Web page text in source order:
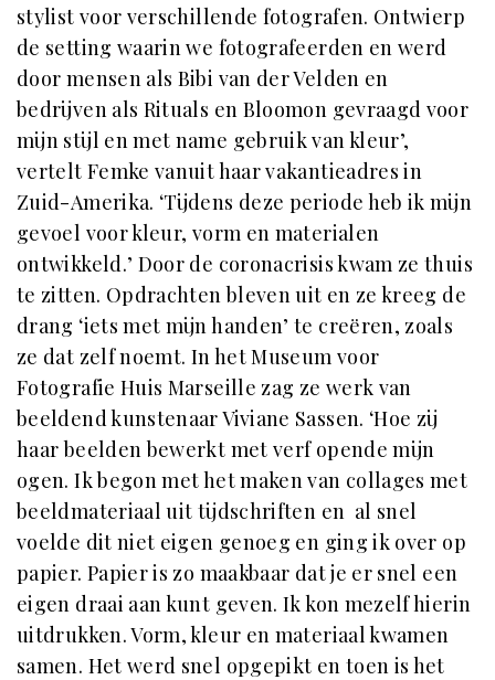
stylist voor verschillende fotografen. Ontwierp
de setting waarin we fotografeerden en werd
door mensen als Bibi van der Velden en
bedrijven als Rituals en Bloomon gevraagd voor
mijn stijl en met name gebruik van kleur’,
vertelt Femke vanuit haar vakantieadres in
Zuid-Amerika. ‘Tijdens deze periode heb ik mijn
gevoel voor kleur, vorm en materialen
ontwikkeld.’ Door de coronacrisis kwam ze thuis
te zitten. Opdrachten bleven uit en ze kreeg de
drang ‘iets met mijn handen’ te creëren, zoals
ze dat zelf noemt. In het Museum voor
Fotografie Huis Marseille zag ze werk van
beeldend kunstenaar Viviane Sassen. ‘Hoe zij
haar beelden bewerkt met verf opende mijn
ogen. Ik begon met het maken van collages met
beeldmateriaal uit tijdschriften en al snel
voelde dit niet eigen genoeg en ging ik over op
papier. Papier is zo maakbaar dat je er snel een
eigen draai aan kunt geven. Ik kon mezelf hierin
uitdrukken. Vorm, kleur en materiaal kwamen
samen. Het werd snel opgepikt en toen is het